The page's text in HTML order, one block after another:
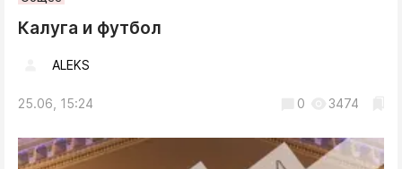
Калуга и футбол
ALEKS
25.06, 15:24 0 3474